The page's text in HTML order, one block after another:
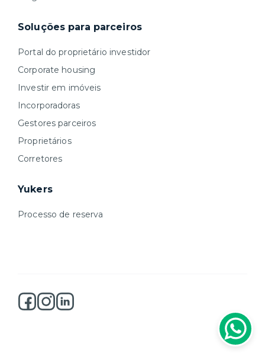
Soluções para parceiros
Portal do proprietário investidor
Corporate housing
Investir em imóveis
Incorporadoras
Gestores parceiros
Proprietários
Corretores
Yukers
Processo de reserva